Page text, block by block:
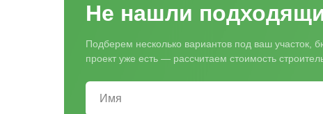
Не нашли
Подберем несколько вариантов под ваш участок,
проект уже есть — рассчитаем стоимость